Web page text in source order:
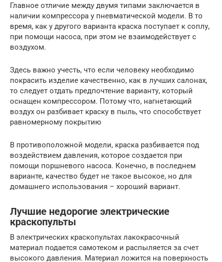
Главное отличие между двумя типами заключается в
наличии компрессора у пневматической модели. В то
время, как у другого варианта краска поступает к соплу,
при помощи насоса, при этом не взаимодействует с
воздухом.
Здесь важно учесть, что если человеку необходимо
покрасить изделие качественно, как в лучших салонах,
то следует отдать предпочтение варианту, который
оснащен компрессором. Потому что, нагнетающий
воздух он разбивает краску в пыль, что способствует
равномерному покрытию
В противоположной модели, краска разбивается под
воздействием давления, которое создается при
помощи поршневого насоса. Конечно, в последнем
варианте, качество будет не такое высокое, но для
домашнего использования – хороший вариант.
Лучшие недорогие электрические
краскопульты
В электрических краскопультах лакокрасочный
материал подается самотеком и распыляется за счет
высокого давления. Материал ложится на поверхность